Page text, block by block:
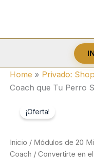
Home » Privado:
Coach que Tu Perro
¡Oferta!
Inicio / Módulos de 20
Coach / Convertirte en